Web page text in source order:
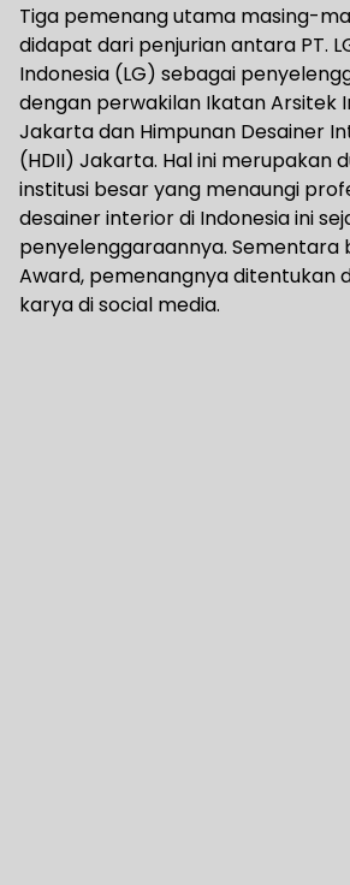
Tiga pemenang utama masing-
didapat dari penjurian antara PT.
Indonesia (LG) sebagai
dengan perwakilan Ikatan Arsitek
Jakarta dan Himpunan Desainer
(HDII) Jakarta. Hal ini merupakan
institusi besar yang menaungi
desainer interior di Indonesia ini
penyelenggaraannya. Sementara
Award, pemenangnya ditentukan
karya di social media.